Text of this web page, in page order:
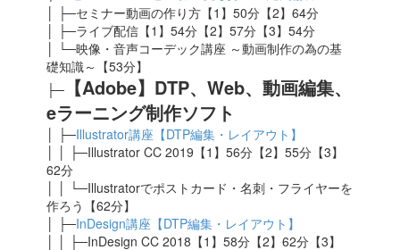
│ ├─セミナー動画の作り方【1】50分【2】64分
│ ├─ライブ配信【1】54分【2】57分【3】54分
│ └─映像・音声コーデック講座 ～動画制作の為の基
礎知識～【53分】
├─ 【Adobe】DTP、Web、動画編集、
eラーニング制作ソフト
│ ├─Illustrator講座【DTP編集・レイアウト】
│ │ ├─Illustrator CC 2019【1】56分【2】55分【3】
62分
│ │ └─Illustratorでポストカード・名刺・フライヤーを
作ろう【62分】
│ ├─InDesign講座【DTP編集・レイアウト】
│ │ ├─InDesign CC 2018【1】58分【2】62分【3】